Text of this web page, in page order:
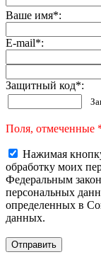
Ваше имя*:
E-mail*:
Защитный код*:
Поля, отмеченные
Нажимая
обработку моих
Федеральным
персональных
определенных в
данных.